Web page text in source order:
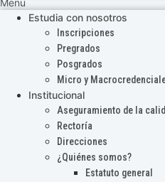
Menu
Estudia con nosotros
Inscripciones
Pregrados
Posgrados
Micro y
Institucional
Aseguramiento de la
Rectoría
Direcciones
¿Quiénes somos?
Estatuto general